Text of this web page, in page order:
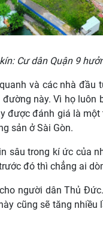
Cư dân Quận 9
và các nhà
này. Vì họ luôn
được đánh giá là
sản ở Sài Gòn.
sâu trong kí ức của
đó thì chẳng ai
người dân Thủ
cũng sẽ tăng